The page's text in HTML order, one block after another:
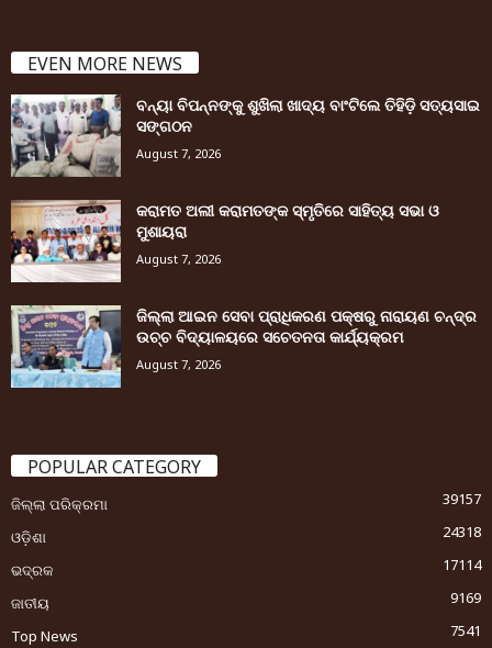
EVEN MORE NEWS
ବନ୍ୟା ବିପନ୍ନଙ୍କୁ ଶୁଖିଲା ଖାଦ୍ୟ ବାଂଟିଲେ ତିହିଡି଼ ସତ୍ୟସାଇ
ସଙ୍ଗଠନ
August 7, 2026
କରାମତ ଅଲୀ କରାମତଙ୍କ ସ୍ମୃତିରେ ସାହିତ୍ୟ ସଭା ଓ
ମୁଶାୟରା
August 7, 2026
ଜିଲ୍ଲା ଆଇନ ସେବା ପ୍ରାଧିକରଣ ପକ୍ଷରୁ ନାରାୟଣ ଚନ୍ଦ୍ର
ଉଚ୍ଚ ବିଦ୍ୟାଳୟରେ ସଚେତନତା କାର୍ଯ୍ୟକ୍ରମ
August 7, 2026
POPULAR CATEGORY
ଜିଲ୍ଲା ପରିକ୍ରମା
39157
ଓଡ଼ିଶା
24318
ଭଦ୍ରକ
17114
ଜାତୀୟ
9169
Top News
7541